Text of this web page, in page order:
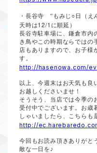
・長谷寺 “もみじ ○ 日（え
天時は12/1 に順延）
長谷寺駐車場に、鎌倉市内
き鳥やこの時期ならではの
店もありますので、お子様
す。
http://hasenowa.com/
以上、今週末はお天気も良
お越しくださいませ！
そうそう、当店では今季の
受付中でございます。お歳
しゃいましたら、こちらも
http://
今回もお読み頂きありがと
敵な一日を♪